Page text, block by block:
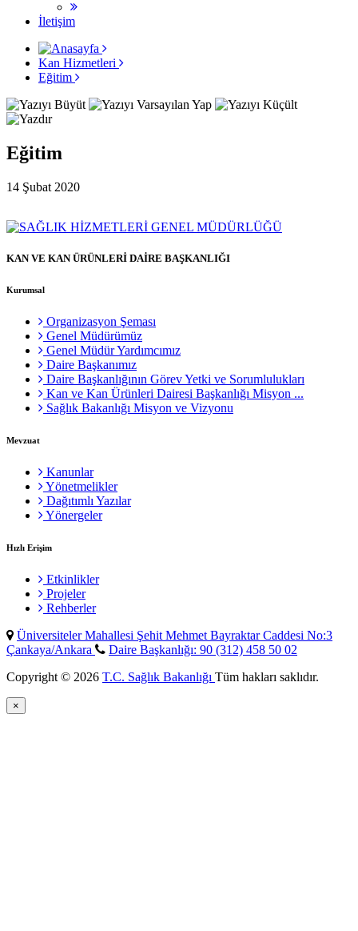
İletişim
Kan Hizmetleri
Eğitim
Eğitim
14 Şubat 2020
KAN VE KAN ÜRÜNLERİ DAİRE BAŞKANLIĞI
Kurumsal
Organizasyon Şeması
Genel Müdürümüz
Genel Müdür Yardımcımız
Daire Başkanımız
Daire Başkanlığının Görev Yetki ve Sorumlulukları
Kan ve Kan Ürünleri Dairesi Başkanlığı Misyon ...
Sağlık Bakanlığı Misyon ve Vizyonu
Mevzuat
Kanunlar
Yönetmelikler
Dağıtımlı Yazılar
Yönergeler
Hızlı Erişim
Etkinlikler
Projeler
Rehberler
Üniversiteler Mahallesi Şehit Mehmet Bayraktar Caddesi No:3
Çankaya/Ankara
Daire Başkanlığı: 90 (312) 458 50 02
Copyright © 2026 T.C. Sağlık Bakanlığı Tüm hakları saklıdır.
×